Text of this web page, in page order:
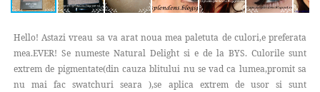
Hello! Astazi vreau sa va arat noua mea paletuta de culori,e preferata
mea.EVER! Se numeste Natural Delight si e de la BYS. Culorile sunt
extrem de pigmentate(din cauza blitului nu se vad ca lumea,promit sa
nu mai fac swatchuri seara ),se aplica extrem de usor si sunt